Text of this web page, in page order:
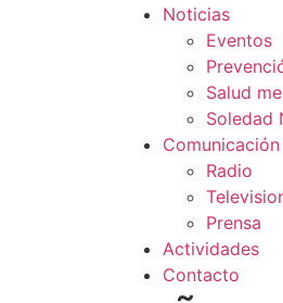
Noticias
Eventos
Salud
Soledad
Comunicación
Radio
Prensa
Actividades
Contacto